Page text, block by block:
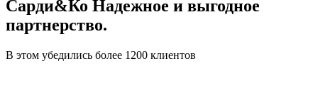
Сарди&Ко Надежное и выгодное
партнерство.
В этом убедились более 1200 клиентов